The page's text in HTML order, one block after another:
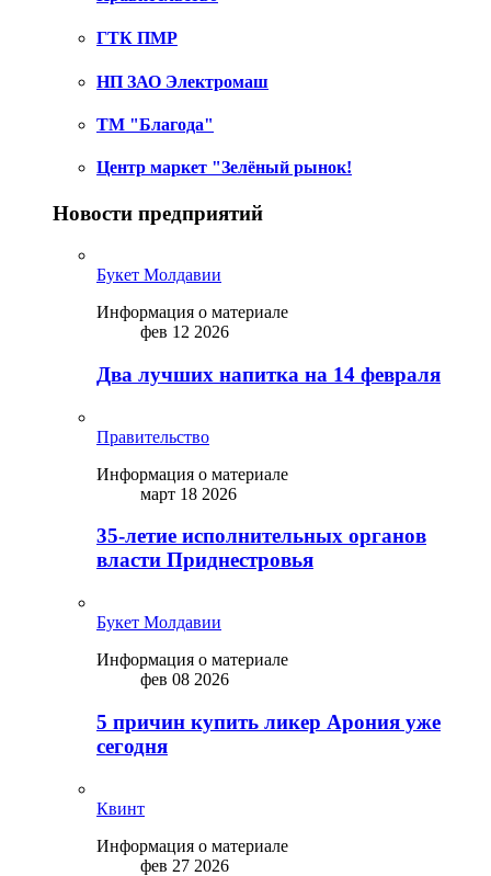
ГТК ПМР
НП ЗАО Электромаш
ТМ "Благода"
Центр маркет "Зелёный рынок!
Новости предприятий
Букет Молдавии
Информация о материале
фев 12 2026
Два лучших напитка на 14 февраля
Правительство
Информация о материале
март 18 2026
35-летие исполнительных органов
власти Приднестровья
Букет Молдавии
Информация о материале
фев 08 2026
5 причин купить ликep Арония уже
сегодня
Квинт
Информация о материале
фев 27 2026